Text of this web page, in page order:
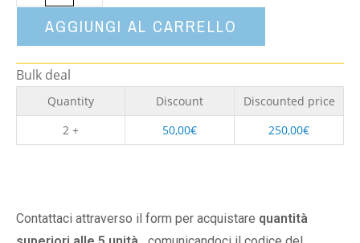
AGGIUNGI AL CARRELLO
Bulk deal
Quantity Discount
Discounted price
2 +
50,00€ 250,00€
Contattaci attraverso il form per acquistare quantità